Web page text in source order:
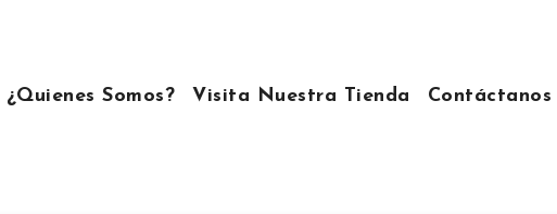
¿Quienes Somos? Visita Nuestra Tienda Contáctanos